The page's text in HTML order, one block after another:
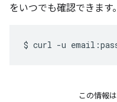
をいつでも確認できます。
$ curl -u
この情報